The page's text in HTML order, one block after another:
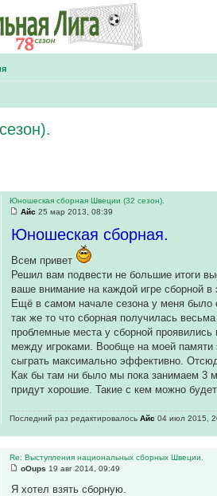
Юношеская сборная Швеции (32 сезон).
Айс 25 мар 2013, 08:39
Юношеская сборная.
Всем привет
Решил вам подвести не большие итоги
ваше внимание на каждой игре сборной
Ещё в самом начале сезона у меня было
так же то что сборная получилась
проблемные места у сборной
между игроками. Вообще на моей памяти
сыграть максимально эффективно.
Как бы там ни было мы пока занимаем 3
придут хорошие. Такие с кем можно
Последний раз редактировалосьАйс 04 июл 2015,
Re: Выступления национальных сборных Швеции.
oOups 19 авг 2014, 09:49
Я хотел взять сборную.